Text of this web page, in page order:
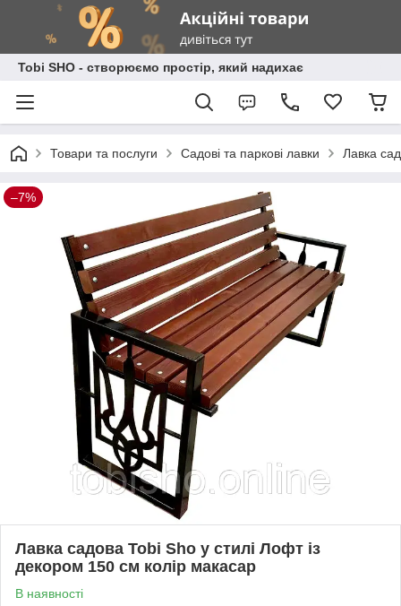
Tobi SHO - створюємо простір, який надихає
Товари та послуги Садові та паркові лавки Лавка
–7%
Лавка садова Tobi Sho у стилі Лофт із
декором 150 см колір макасар
В наявності